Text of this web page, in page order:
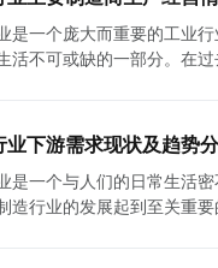
保材料，发展循环经济，
取一系列措施来推动行业的持续发展。首先，加强与原材料
，稳定原材料供应，降低
续保持健康发展，为国民经
本波动风险是纸浆制造行
响。其次，环境问题也是
利用和污染对环境造成的
过了解市场动态，把握行
的来说，纸浆制造行业具备很大的投资机会，但也面临一定的投资风险。投资者可以通过
了解市场动态以及关注环
业的可持续发展。只有科
是一个庞大而重要的工业
活不可或缺的一部分。在
要制造商在生产经营方面
制造企业采用先进的自动
生产过程中的排放和废物处理成本。 其次，纸浆制造
生大量废水和废气，对环
业下游需求现状及趋势
是一个与人们的日常生活
关重要的作用。 首先，纸浆制造行业的下游需求现状主要由各种纸制品的